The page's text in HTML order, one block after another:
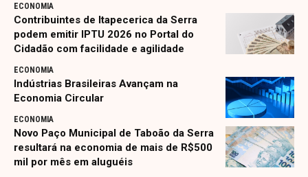
ECONOMIA
Contribuintes de Itapecerica da Serra
podem emitir IPTU 2026 no Portal do
Cidadão com facilidade e agilidade
ECONOMIA
Indústrias Brasileiras Avançam na
Economia Circular
ECONOMIA
Novo Paço Municipal de Taboão da Serra
resultará na economia de mais de R$500
mil por mês em aluguéis